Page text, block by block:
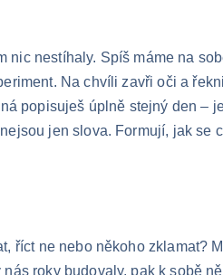
nic nestíhaly. Spíš máme na
Na chvíli zavři oči a
popisuješ úplně stejný den –
jen slova. Formují, jak se
říct ne nebo někoho zklamat?
roky budovaly, pak k sobě